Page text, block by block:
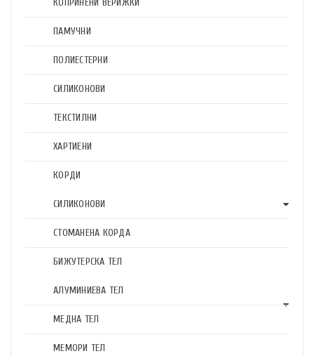
КОПРИНЕНИ ВЕРИЖКИ
ПАМУЧНИ
ПОЛИЕСТЕРНИ
СИЛИКОНОВИ
ТЕКСТИЛНИ
ХАРТИЕНИ
КОРДИ
СИЛИКОНОВИ
СТОМАНЕНА КОРДА
БИЖУТЕРСКА ТЕЛ
АЛУМИНИЕВА ТЕЛ
МЕДНА ТЕЛ
МЕМОРИ ТЕЛ